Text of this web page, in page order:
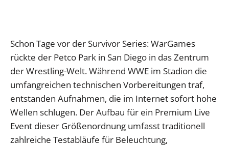
Schon Tage vor der Survivor Series: WarGames
rückte der Petco Park in San Diego in das Zentrum
der Wrestling-Welt. Während WWE im Stadion die
umfangreichen technischen Vorbereitungen traf,
entstanden Aufnahmen, die im Internet sofort hohe
Wellen schlugen. Der Aufbau für ein Premium Live
Event dieser Größenordnung umfasst traditionell
zahlreiche Testabläufe für Beleuchtung,